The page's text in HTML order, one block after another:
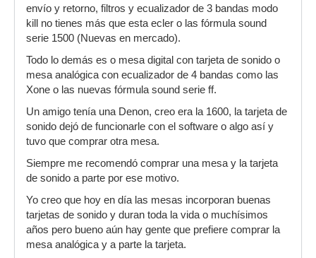
envío y retorno, filtros y ecualizador de 3 bandas modo
kill no tienes más que esta ecler o las fórmula sound
serie 1500 (Nuevas en mercado).
Todo lo demás es o mesa digital con tarjeta de sonido o
mesa analógica con ecualizador de 4 bandas como las
Xone o las nuevas fórmula sound serie ff.
Un amigo tenía una Denon, creo era la 1600, la tarjeta de
sonido dejó de funcionarle con el software o algo así y
tuvo que comprar otra mesa.
Siempre me recomendó comprar una mesa y la tarjeta
de sonido a parte por ese motivo.
Yo creo que hoy en día las mesas incorporan buenas
tarjetas de sonido y duran toda la vida o muchísimos
años pero bueno aún hay gente que prefiere comprar la
mesa analógica y a parte la tarjeta.